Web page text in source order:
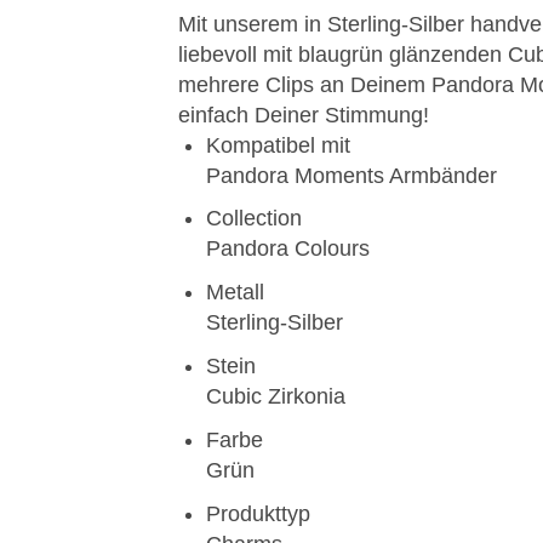
Mit unserem in Sterling-Silber
liebevoll mit blaugrün glänzenden
mehrere Clips an Deinem Pandora
einfach Deiner Stimmung!
Kompatibel mit
Pandora Moments Armbänder
Collection
Pandora Colours
Metall
Sterling-Silber
Stein
Cubic Zirkonia
Farbe
Grün
Produkttyp